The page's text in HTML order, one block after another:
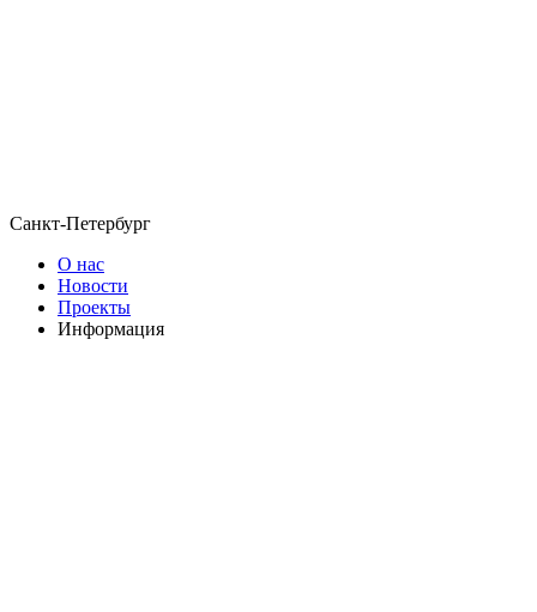
Санкт-Петербург
О нас
Новости
Проекты
Информация